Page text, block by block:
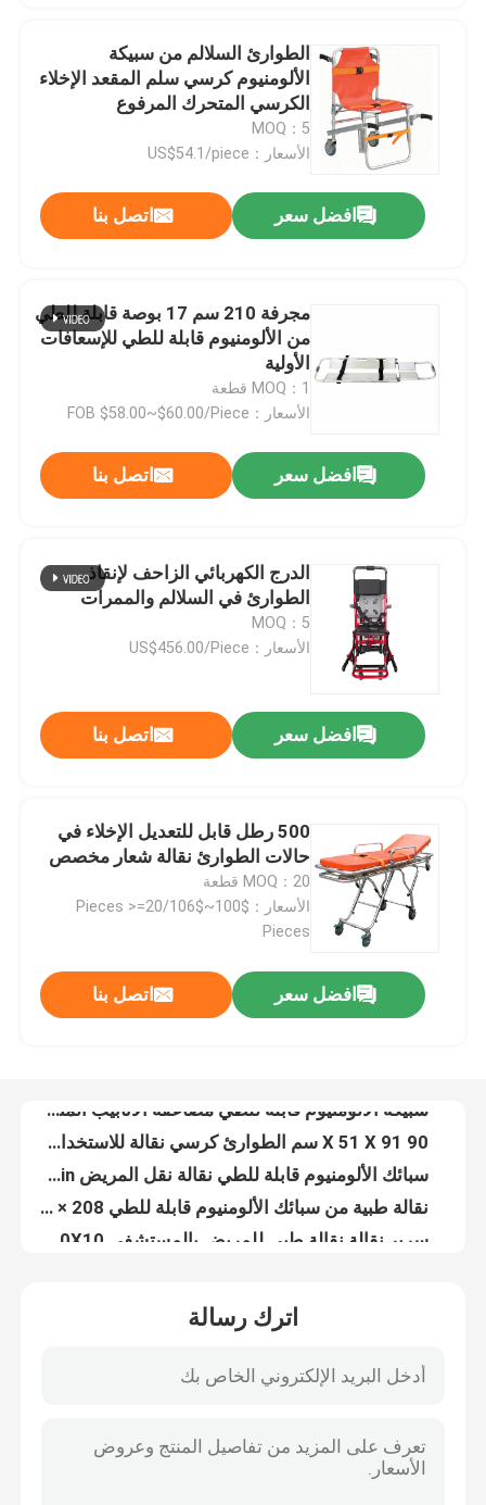
المنزل
فيديوهات
جولة في المصنع
مراقبة الجودة
الطوارئ السلالم من سبيكة
الألومنيوم كرسي سلم المقعد الإخلاء
الكرسي المتحرك المرفوع
MOQ：5
الأسعار：US$54.1/piece
افضل سعر اتصل بنا
مجرفة 210 سم 17 بوصة قابلة للطي
من الألومنيوم قابلة للطي للإسعافات
الأولية
MOQ：1 قطعة
الأسعار：FOB $58.00~$60.00/Piece
افضل سعر اتصل بنا
الدرج الكهربائي الزاحف لإنقاذ
الطوارئ في السلالم والممرات
MOQ：5
الأسعار：US$456.00/Piece
افضل سعر اتصل بنا
500 رطل قابل للتعديل الإخلاء في
حالات الطوارئ نقالة شعار مخصص
MOQ：20 قطعة
الأسعار：$100~$106/Pieces >=20
Pieces
افضل سعر اتصل بنا
نقالة سيارة إسعاف قابلة للطي 75 درجة لإنقاذ الطوارئ 190 سم
اترك رسالة